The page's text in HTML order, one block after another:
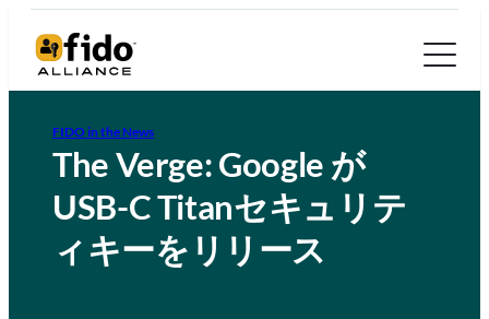
FIDO in the News
The Verge: Google が
USB-C Titanセキュリテ
ィキーをリリース